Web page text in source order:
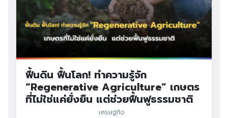
ฟื้นดิน ฟื้นโลก! ทำความรู้จัก
“Regenerative Agriculture” เกษตร
ที่ไม่ใช่แค่ยั่งยืน แต่ช่วยฟื้นฟูธรรมชาติ
เศรษฐกิจ